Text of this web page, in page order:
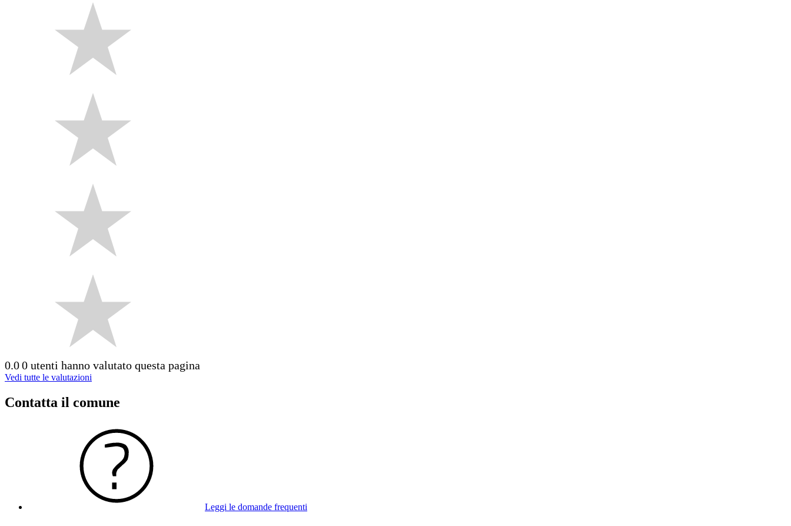
0.00 utenti hanno valutato questa pagina
Vedi tutte le valutazioni
Contatta il comune
Leggi le domande frequenti